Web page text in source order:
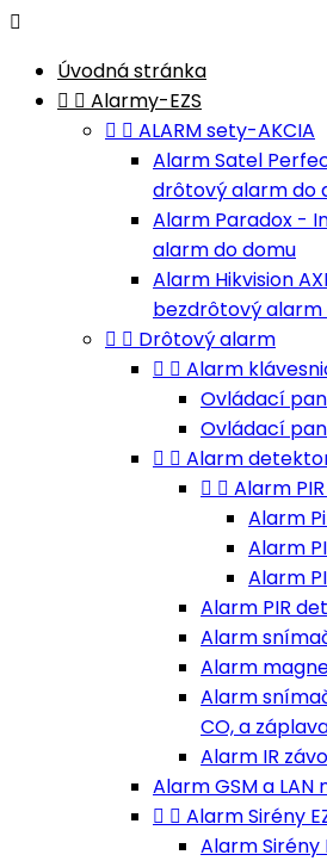

Úvodná stránka
  Alarmy-EZS
  ALARM sety-AKCIA
Alarm Satel
drôtový alarm do
Alarm Paradox -
alarm do domu
Alarm Hikvision
bezdrôtový alarm
  Drôtový alarm
  Alarm
Ovládací
Ovládací
  Alarm
  Alarm
Alarm
Alarm
Alarm
Alarm PIR
Alarm
Alarm
Alarm
CO, a
Alarm IR
Alarm GSM a LAN
  Alarm Sirény
Alarm Sirény